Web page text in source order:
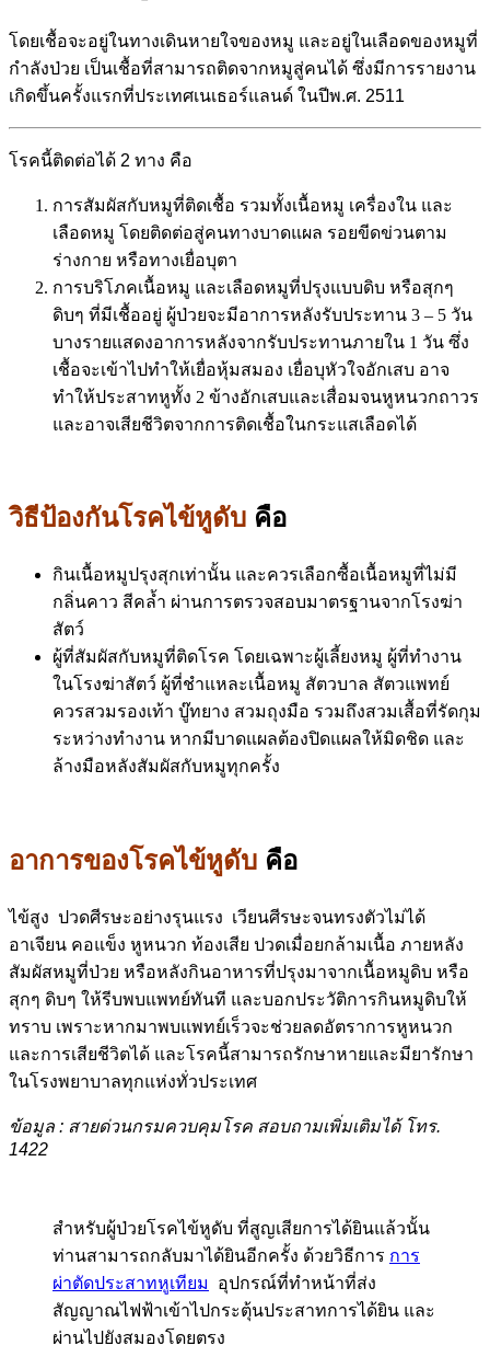
โดยเชื้อจะอยู่ในทางเดินหายใจของหมู และอยู่ในเลือดของหมูที่
กำลังป่วย เป็นเชื้อที่สามารถติดจากหมูสู่คนได้ ซึ่งมีการรายงาน
เกิดขึ้นครั้งแรกที่ประเทศเนเธอร์แลนด์ ในปีพ.ศ. 2511
โรคนี้ติดต่อได้ 2 ทาง คือ
การสัมผัสกับหมูที่ติดเชื้อ รวมทั้งเนื้อหมู เครื่องใน และ
เลือดหมู โดยติดต่อสู่คนทางบาดแผล รอยขีดข่วนตาม
ร่างกาย หรือทางเยื่อบุตา
การบริโภคเนื้อหมู และเลือดหมูที่ปรุงแบบดิบ หรือสุกๆ
ดิบๆ ที่มีเชื้ออยู่ ผู้ป่วยจะมีอาการหลังรับประทาน 3 – 5 วัน
บางรายแสดงอาการหลังจากรับประทานภายใน 1 วัน ซึ่ง
เชื้อจะเข้าไปทำให้เยื่อหุ้มสมอง เยื่อบุหัวใจอักเสบ อาจ
ทำให้ประสาทหูทั้ง 2 ข้างอักเสบและเสื่อมจนหูหนวกถาวร
และอาจเสียชีวิตจากการติดเชื้อในกระแสเลือดได้
วิธีป้องกันโรคไข้หูดับ คือ
กินเนื้อหมูปรุงสุกเท่านั้น และควรเลือกซื้อเนื้อหมูที่ไม่มี
กลิ่นคาว สีคล้ำ ผ่านการตรวจสอบมาตรฐานจากโรงฆ่า
สัตว์
ผู้ที่สัมผัสกับหมูที่ติดโรค โดยเฉพาะผู้เลี้ยงหมู ผู้ที่ทำงาน
ในโรงฆ่าสัตว์ ผู้ที่ชำแหละเนื้อหมู สัตวบาล สัตวแพทย์
ควรสวมรองเท้า บู๊ทยาง สวมถุงมือ รวมถึงสวมเสื้อที่รัดกุม
ระหว่างทำงาน หากมีบาดแผลต้องปิดแผลให้มิดชิด และ
ล้างมือหลังสัมผัสกับหมูทุกครั้ง
อาการของโรคไข้หูดับ คือ
ไข้สูง ปวดศีรษะอย่างรุนแรง เวียนศีรษะจนทรงตัวไม่ได้
อาเจียน คอแข็ง หูหนวก ท้องเสีย ปวดเมื่อยกล้ามเนื้อ ภายหลัง
สัมผัสหมูที่ป่วย หรือหลังกินอาหารที่ปรุงมาจากเนื้อหมูดิบ หรือ
สุกๆ ดิบๆ ให้รีบพบแพทย์ทันที และบอกประวัติการกินหมูดิบให้
ทราบ เพราะหากมาพบแพทย์เร็วจะช่วยลดอัตราการหูหนวก
และการเสียชีวิตได้ และโรคนี้สามารถรักษาหายและมียารักษา
ในโรงพยาบาลทุกแห่งทั่วประเทศ
ข้อมูล : สายด่วนกรมควบคุมโรค สอบถามเพิ่มเติมได้ โทร.
1422
สำหรับผู้ป่วยโรคไข้หูดับ ที่สูญเสียการได้ยินแล้วนั้น
ท่านสามารถกลับมาได้ยินอีกครั้ง ด้วยวิธีการ การ
ผ่าตัดประสาทหูเทียม
อุปกรณ์ที่ทำหน้าที่ส่ง
สัญญาณไฟฟ้าเข้าไปกระตุ้นประสาทการได้ยิน และ
ผ่านไปยังสมองโดยตรง